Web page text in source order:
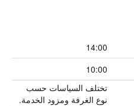
14:00
10:00
تختلف السياسات حسب
نوع الغرفة ومزود الخدمة.